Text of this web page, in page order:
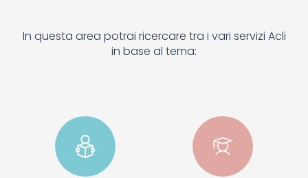
In questa area potrai ricercare tra i vari servizi Acli
in base al tema: